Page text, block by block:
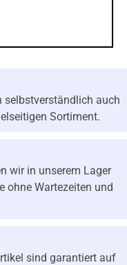
selbstverständlich auch
Sortiment.
wir in unserem Lager
ohne Wartezeiten und
sind garantiert auf